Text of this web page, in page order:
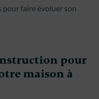
faire évoluer son
pour
maison à